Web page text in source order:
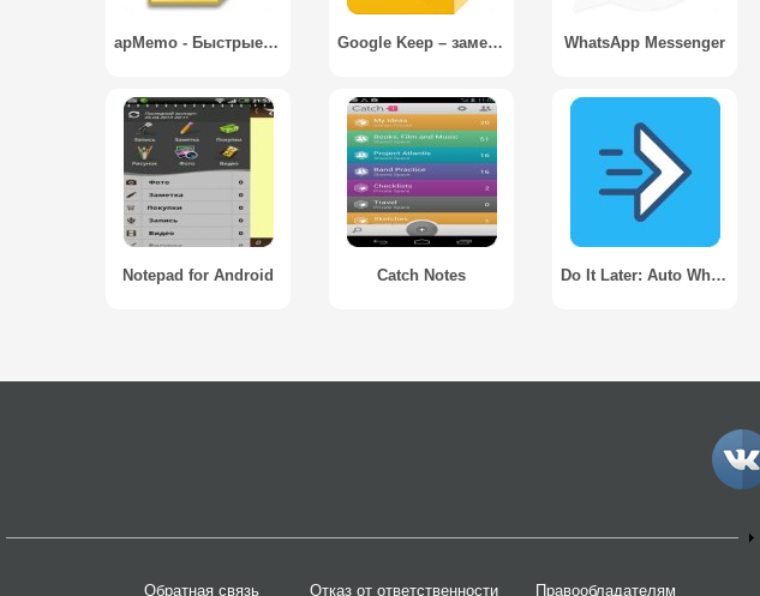
apMemo - Быстрые заметки Google Keep – заметки и списки WhatsApp Messenger
Notepad for Android Catch Notes Do It Later: Auto WhatsApp SMS
Обратная связь Отказ от ответственности Правообладателям